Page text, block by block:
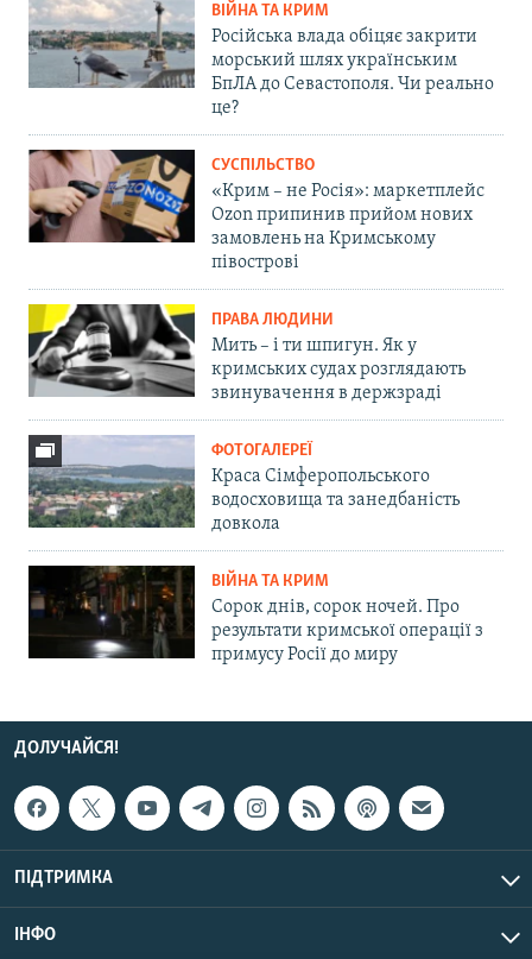
ВІЙНА ТА КРИМ
Російська влада обіцяє закрити
морський шлях українським
БпЛА до Севастополя. Чи реально
це?
СУСПІЛЬСТВО
«Крим – не Росія»: маркетплейс
Ozon припинив прийом нових
замовлень на Кримському
півострові
ПРАВА ЛЮДИНИ
Мить – і ти шпигун. Як у
кримських судах розглядають
звинувачення в держзраді
ФОТОГАЛЕРЕЇ
Краса Сімферопольського
водосховища та занедбаність
довкола
ВІЙНА ТА КРИМ
Сорок днів, сорок ночей. Про
результати кримської операції з
примусу Росії до миру
ДОЛУЧАЙСЯ!
ПІДТРИМКА
ІНФО